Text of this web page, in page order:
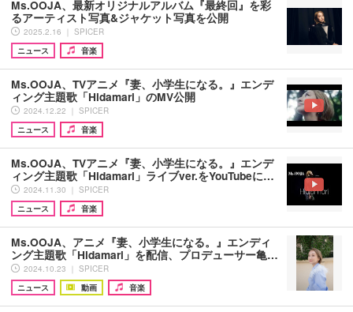
Ms.OOJA、最新オリジナルアルバム『最終回』を彩
るアーティスト写真&ジャケット写真を公開
2025.2.16 ｜ SPICER
ニュース
音楽
Ms.OOJA、TVアニメ『妻、小学生になる。』エンデ
ィング主題歌「Hidamari」のMV公開
2024.12.22 ｜ SPICER
ニュース
音楽
Ms.OOJA、TVアニメ『妻、小学生になる。』エンデ
ィング主題歌「Hidamari」ライブver.をYouTubeに…
2024.11.30 ｜ SPICER
ニュース
音楽
Ms.OOJA、アニメ『妻、小学生になる。』エンディ
ング主題歌「Hidamari」を配信、プロデューサー亀…
2024.10.23 ｜ SPICER
ニュース
動画 音楽